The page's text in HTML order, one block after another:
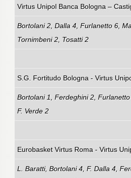
Virtus Unipol
Bortolani 2, Dalla 4, Furlanetto 6,
Tornimbeni 2, Tosatti 2
S.G. Fortitudo
Bortolani 1, Ferdeghini 2,
F. Verde 2
Eurobasket Virtus
L. Baratti, Bortolani 4, F. Dalla 4,